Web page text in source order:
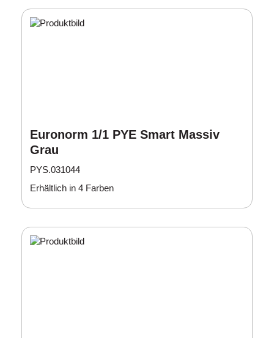
Euronorm 1/1 PYE Smart Massiv
Grau
PYS.031044
Erhältlich in 4 Farben